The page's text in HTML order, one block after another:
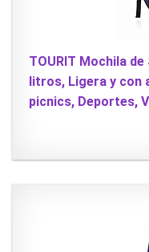
TOURIT Mochila
litros, Ligera y con
picnics, Deportes,